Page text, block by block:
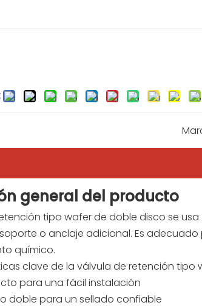
general del producto
tipo wafer de doble disco se
o anclaje adicional. Es
químico.
clave de la válvula de retención tipo
para una fácil instalación
doble para un sellado confiable